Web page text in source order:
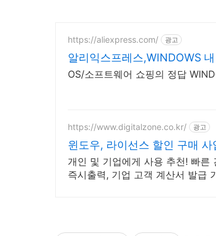
https://aliexpress.com/ 광고
알리익스프레스,WINDOWS
OS/소프트웨어 쇼핑의 정답
https://www.digitalzone.co.kr/ 광고
윈도우, 라이선스 할인 구매
개인 및 기업에게 사용 추천! 빠른
즉시출력, 기업 고객 계산서 발급